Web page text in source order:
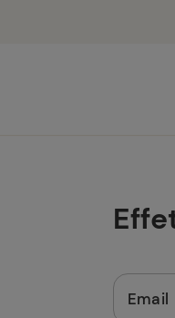
Email